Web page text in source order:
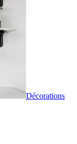
Décorations